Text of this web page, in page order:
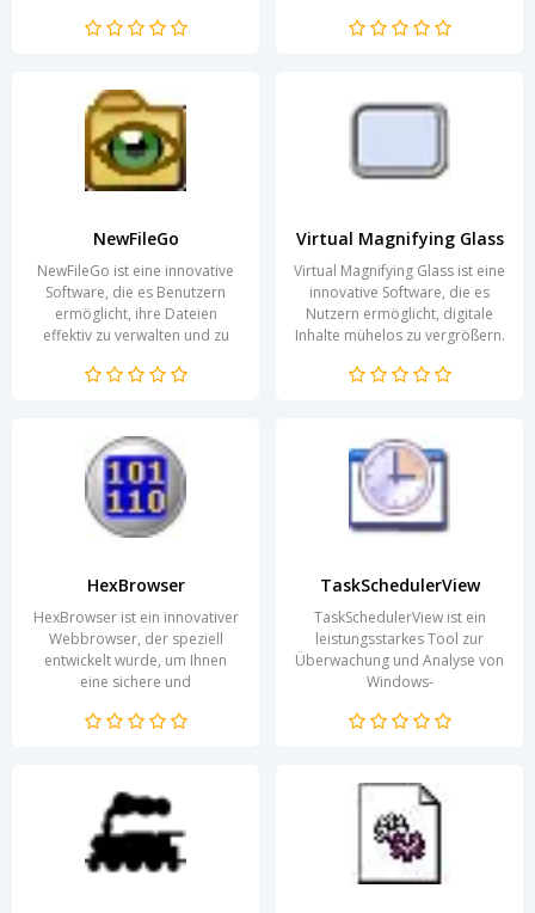
Anwendung...
PowerPoint installiert sein...
NewFileGo
NewFileGo ist eine innovative
Software, die es Benutzern
ermöglicht, ihre Dateien
effektiv zu verwalten und zu
wurde speziell...
Virtual Magnifying Glass
Virtual Magnifying Glass ist eine
innovative Software, die es
Nutzern ermöglicht, digitale
Inhalte mühelos zu vergrößern.
besonders...
HexBrowser
HexBrowser ist ein innovativer
Webbrowser, der speziell
entwickelt wurde, um Ihnen
eine sichere und
Surferfahrung zu bieten. Mit
TaskSchedulerView
TaskSchedulerView ist ein
leistungsstarkes Tool zur
Überwachung und Analyse von
Windows-
bietet Ihnen eine umfassende